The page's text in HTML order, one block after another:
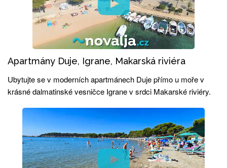
Apartmány Duje, Igrane, Makarská riviéra
Ubytujte se v moderních apartmánech Duje přímo u moře v
krásné dalmatinské vesničce Igrane v srdci Makarské riviéry.